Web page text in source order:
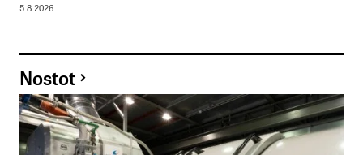
5.8.2026
Nostot